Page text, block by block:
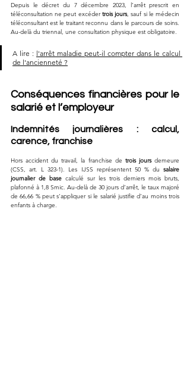
Depuis le décret du 7 décembre 2023, l’arrêt prescrit en
téléconsultation ne peut excéder trois jours, sauf si le médecin
téléconsultant est le traitant reconnu dans le parcours de soins.
Au-delà du triennal, une consultation physique est obligatoire.
A lire : l'arrêt maladie peut-il compter dans le calcul
de l'ancienneté ?
Conséquences financières pour le
salarié et l’employeur
Indemnités journalières : calcul,
carence, franchise
Hors accident du travail, la franchise de trois jours demeure
(CSS, art. L 323-1). Les IJSS représentent 50 % du salaire
journalier de base calculé sur les trois derniers mois bruts,
plafonné à 1,8 Smic. Au-delà de 30 jours d’arrêt, le taux majoré
de 66,66 % peut s’appliquer si le salarié justifie d’au moins trois
enfants à charge.